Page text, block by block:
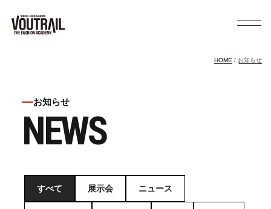
HOME お知らせ
お知らせ
NEWS
すべて 展示会 ニュース